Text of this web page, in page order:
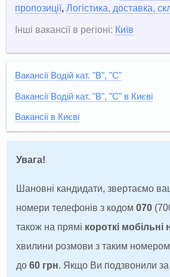
пропозиції,Логістика, доставка,
Інші вакансії в регіоні: Київ
Вакансії Водій кат. "В", "С"
Вакансії Водій кат. "В", "С" в Києві
Вакансії в Києві
Увага!
Шановні кандидати, звертаємо
номери телефонів з кодом070
також на прямі короткі мобільні
хвилини розмови з таким
до60 грн. Якщо Ви подзвонили